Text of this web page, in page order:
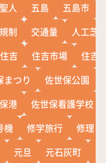
人 五島 五島市
制 交通量
人工芝
住吉 住吉市場
住吉
まつり 佐世保公園
港
佐世保看護学校
機 修学旅行
修理
元旦 元石灰町